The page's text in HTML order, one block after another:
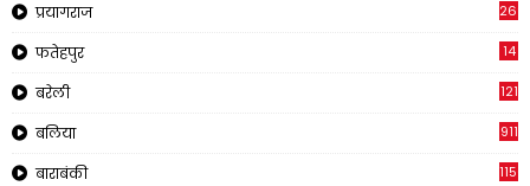
प्रयागराज 269
फतेहपुर 14
बरेली 121
बलिया 911
बाराबंकी 1150